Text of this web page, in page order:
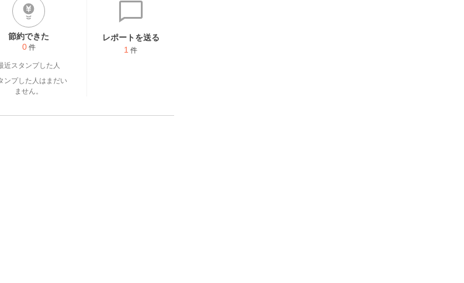
節約できた
0 件
近スタンプした人
ンプした人はまだい
ません。
レポートを送る
1 件